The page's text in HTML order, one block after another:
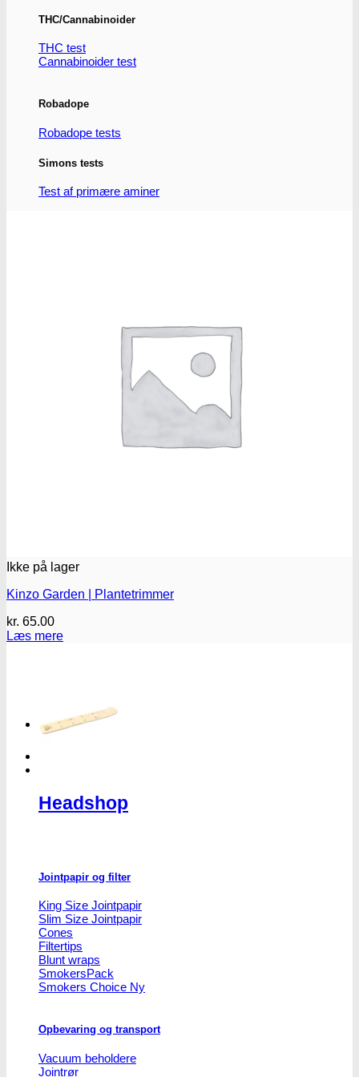
THC/Cannabinoider
THC test
Cannabinoider test
Robadope
Robadope tests
Simons tests
Test af primære aminer
Headshop
Headshop
Jointpapir og filter
King Size Jointpapir
Slim Size Jointpapir
Cones
Filtertips
Blunt wraps
SmokersPack
Smokers Choice
Opbevaring og transport
Vacuum beholdere
Jointrør
Ikke på lager
Kinzo Garden | Plantetrimmer
kr. 65.00
Læs mere